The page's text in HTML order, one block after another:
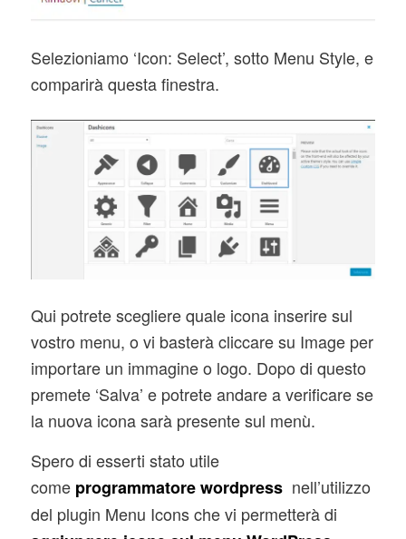
Selezioniamo ‘Icon: Select’, sotto Menu Style, e
comparirà questa finestra.
Qui potrete scegliere quale icona inserire sul
vostro menu, o vi basterà cliccare su Image per
importare un immagine o logo. Dopo di questo
premete ‘Salva’ e potrete andare a verificare se
la nuova icona sarà presente sul menù.
Spero di esserti stato utile
come programmatore wordpress nell’utilizzo
del plugin Menu Icons che vi permetterà di